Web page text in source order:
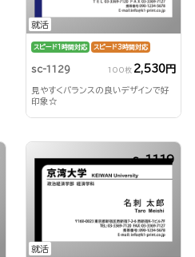
就活
スピード1時間対応 スピード3時間対応
sc-1129 100枚 2,530円
見やすくバランスの良いデザインで好
印象☆
就活
s-1119